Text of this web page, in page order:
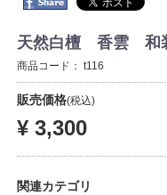
天然白檀 香雲 和
商品コード：t116
販売価格(税込)
¥ 3,300
関連カテゴリ